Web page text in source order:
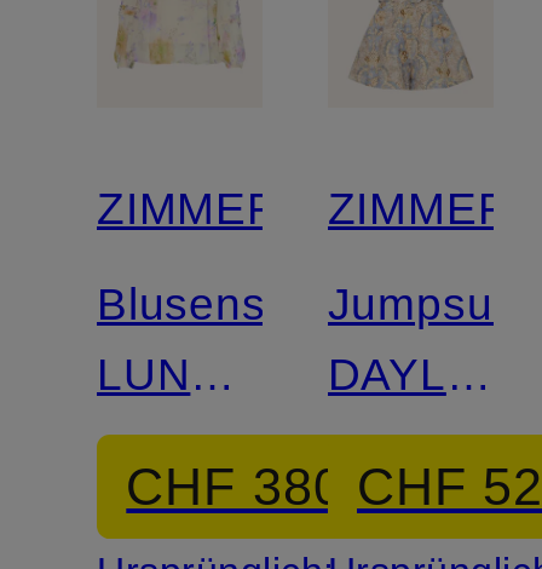
ZIMMERMANN
Blusenshirt
LUNA
mit
Rüschen
CHF 380
Jumpsuit
aus
Leinen
CHF